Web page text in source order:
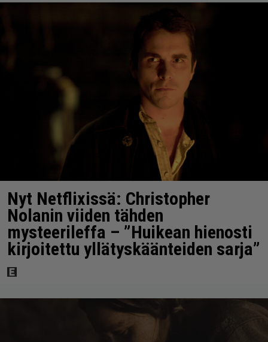
Nyt Netflixissä: Christopher
Nolanin viiden tähden
mysteerileffa – ”Huikean hienosti
kirjoitettu yllätyskäänteiden sarja”